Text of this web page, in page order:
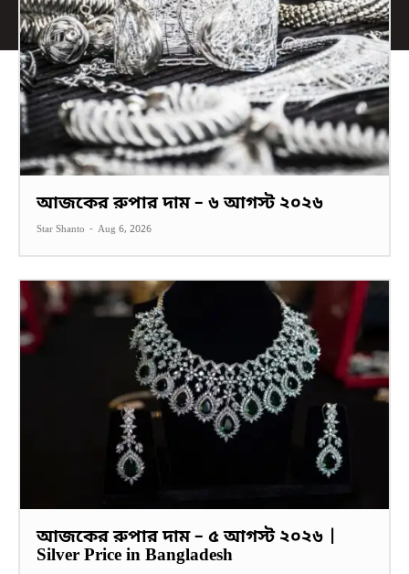
আজকের রুপার দাম – ৬ আগস্ট ২০২৬
Star Shanto - Aug 6, 2026
আজকের রুপার দাম – ৫ আগস্ট ২০২৬ |
Silver Price in Bangladesh